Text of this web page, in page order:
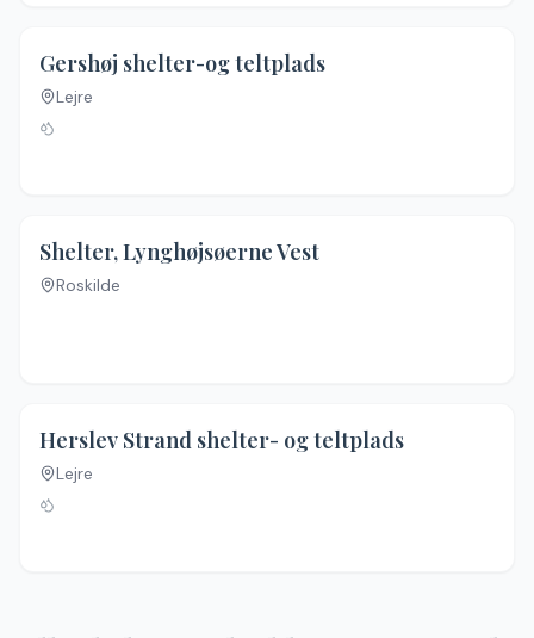
Gershøj shelter-og teltplads
Lejre
Shelter, Lynghøjsøerne Vest
Roskilde
Herslev Strand shelter- og teltplads
Lejre